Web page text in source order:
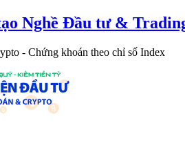
Nghề Đầu tư &
- Chứng khoán theo chỉ số Index